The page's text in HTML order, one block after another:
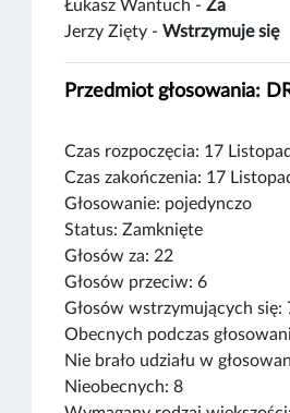
Łukasz Wantuch - Za
Jerzy Zięty - Wstrzymuje się
Przedmiot głosowania:
Czas rozpoczęcia: 17
Czas zakończenia: 17
Głosowanie: pojedynczo
Status: Zamknięte
Głosów za: 22
Głosów przeciw: 6
Głosów wstrzymujących się:
Obecnych podczas
Nie brało udziału w
Nieobecnych: 8